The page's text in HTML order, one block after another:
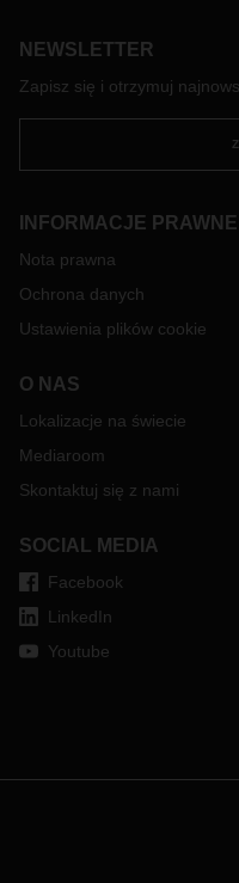
firmy, która obejmowała
z pracy, zaangażowanie,
NEWSLETTER
Zapisz się i otrzymuj
INFORMACJE PRAWNE
Nota prawna
Ochrona danych
Ustawienia plików cookie
O NAS
Lokalizacje na świecie
Mediaroom
Skontaktuj się z nami
SOCIAL MEDIA
Facebook
LinkedIn
Youtube